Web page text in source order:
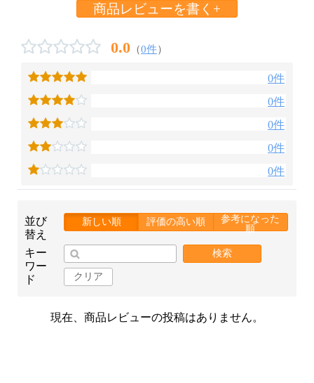
商品レビューを書く+
0.0 （0件）
0件
0件
0件
0件
0件
並び
替え
新しい順 評価の高い順
参考になった
順
キー
ワー
ド
検索
クリア
現在、商品レビューの投稿はありません。